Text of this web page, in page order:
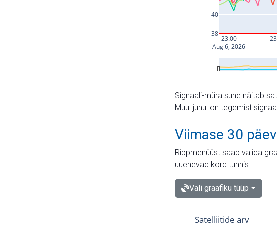
Signaali-müra suhe näitab
Muul juhul on tegemist
Viimase 30
Rippmenüüst saab valida
uuenevad kord tunnis.
Vali graafiku tüüp
Satelliitide arv